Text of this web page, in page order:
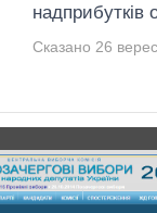
надприбутків
Сказано 26